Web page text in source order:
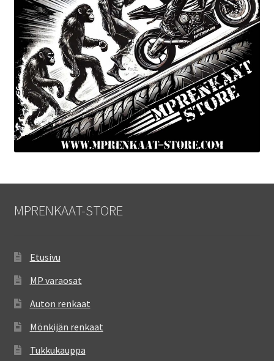
MPRENKAAT-STORE
Etusivu
MP varaosat
Auton renkaat
Mönkijän renkaat
Tukkukauppa